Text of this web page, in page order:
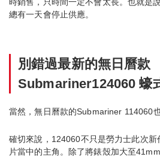
總有一天會停止供應。
別錯過最新的無日曆款
Submariner124060 蠔
當然，無日曆款的Submariner 114060也
確切來說，124060不只是勞力士此次
片當中的主角。除了將錶殼加大至